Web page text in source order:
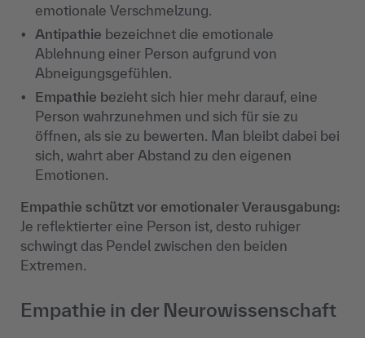
emotionale Verschmelzung.
Antipathie bezeichnet die emotionale
Ablehnung einer Person aufgrund von
Abneigungsgefühlen.
Empathie bezieht sich hier mehr darauf, eine
Person wahrzunehmen und sich für sie zu
öffnen, als sie zu bewerten. Man bleibt dabei bei
sich, wahrt aber Abstand zu den eigenen
Emotionen.
Empathie schützt vor emotionaler Verausgabung:
Je reflektierter eine Person ist, desto ruhiger
schwingt das Pendel zwischen den beiden
Extremen.
Empathie in der Neurowissenschaft